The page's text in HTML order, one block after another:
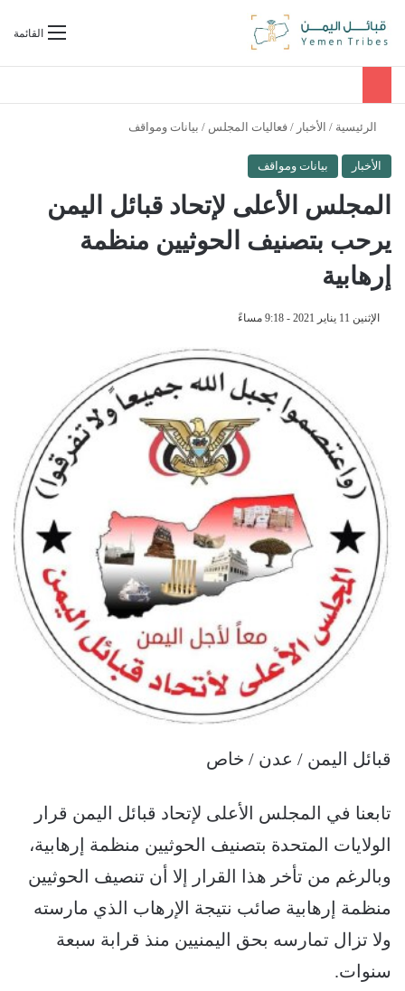
القائمةبحث عن
الرئيسية / الأخبار / فعاليات المجلس / بيانات ومواقف
الأخبار بيانات ومواقف
المجلس الأعلى لإتحاد قبائل اليمن
يرحب بتصنيف الحوثيين منظمة
إرهابية
الإثنين 11 يناير 2021 - 9:18 مساءً
قبائل اليمن / عدن / خاص
تابعنا في المجلس الأعلى لإتحاد قبائل اليمن قرار
الولايات المتحدة بتصنيف الحوثيين منظمة إرهابية،
وبالرغم من تأخر هذا القرار إلا أن تنصيف الحوثيين
منظمة إرهابية صائب نتيجة الإرهاب الذي مارسته
ولا تزال تمارسه بحق اليمنيين منذ قرابة سبعة
سنوات.